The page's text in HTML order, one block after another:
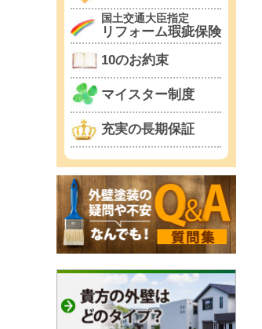
国土交通大臣指定
リフォーム瑕疵保険
10のお約束
マイスター制度
充実の長期保証